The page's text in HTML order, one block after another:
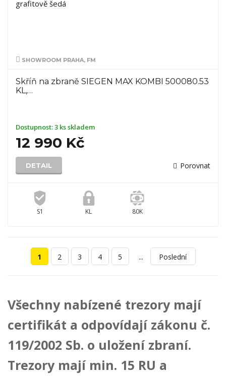
SHOWROOM PRAHA, FM
Skříň na zbraně SIEGEN MAX KOMBI 500080.53
KL,…
Dostupnost:3 ks skladem
12 990 Kč
DETAIL Porovnat
S1 KL 80K
1 2 3 4 5 ... Poslední
Všechny nabízené trezory mají
certifikát a odpovídají zákonu č.
119/2002 Sb. o uložení zbraní.
Trezory mají min. 15 RU a